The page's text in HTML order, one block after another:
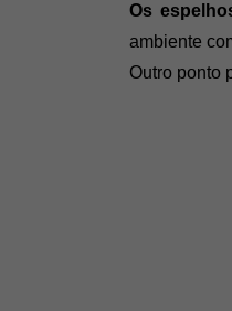
Os
ambiente
Outro ponto